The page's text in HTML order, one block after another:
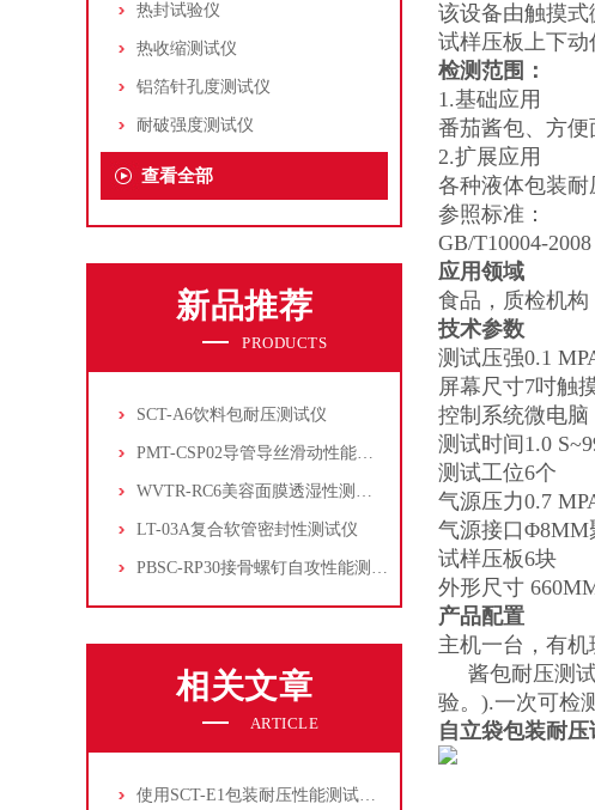
热封试验仪
热收缩测试仪
铝箔针孔度测试仪
耐破强度测试仪
查看全部
新品推荐
PRODUCTS
SCT-A6饮料包耐压测试仪
PMT-CSP02导管导丝滑动性能测试仪
WVTR-RC6美容面膜透湿性测试仪
LT-03A复合软管密封性测试仪
PBSC-RP30接骨螺钉自攻性能测试‌仪
相关文章
ARTICLE
使用SCT-E1包装耐压性能测试仪检测液体沙拉酱包装的密封性能
该设备由触摸
试样压板上下动
检测范围：
1.基础应用
番茄酱包、方
2.扩展应用
各种液体包装耐
参照标准：
GB/T10004-
应用领域
食品，质检机构
技术参数
测试压强0.1
屏幕尺寸7吋触
控制系统微电脑
测试时间1.0
测试工位6个
气源压力0.7
气源接口Φ8MM
试样压板6块
外形尺寸
产品配置
主机一台，有
酱包耐压测试
验。).一次可检
自立袋包装耐压